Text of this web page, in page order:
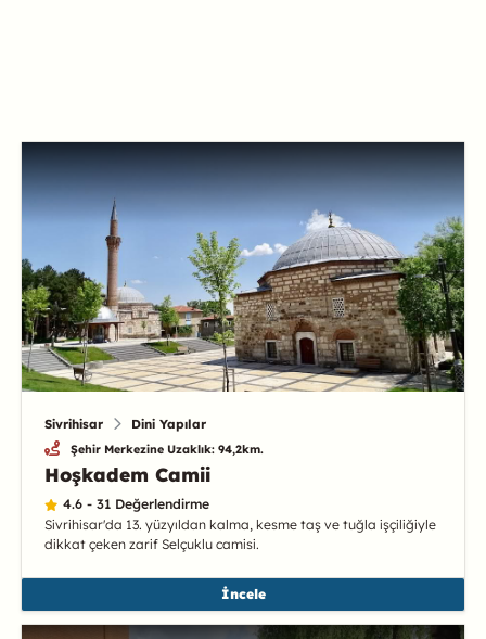
Sivrihisar Dini Yapılar
Şehir Merkezine Uzaklık: 94,2km.
Hoşkadem Camii
4.6 - 31 Değerlendirme
Sivrihisar'da 13. yüzyıldan kalma, kesme taş ve tuğla işçiliğiyle
dikkat çeken zarif Selçuklu camisi.
İncele